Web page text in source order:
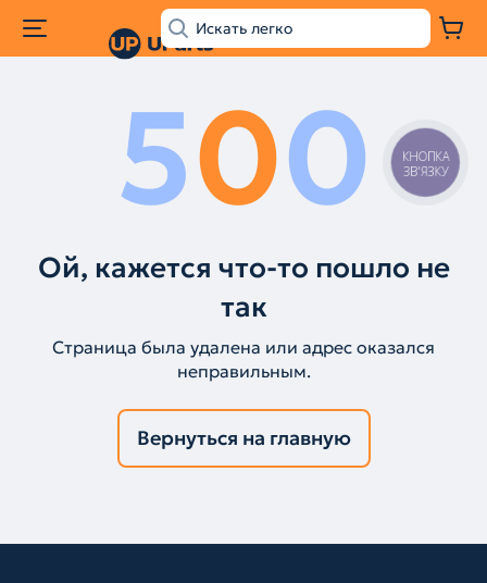
500
Ой, кажется что-то пошло не
так
Страница была удалена или адрес оказался
неправильным.
Вернуться на главную
КНОПКА
ЗВ'ЯЗКУ